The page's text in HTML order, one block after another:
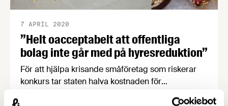
”Helt oacceptabelt att offentliga
bolag inte går med på hyresreduktion”
7 APRIL 2020
För att hjälpa krisande småföretag som riskerar
konkurs tar staten halva kostnaden för